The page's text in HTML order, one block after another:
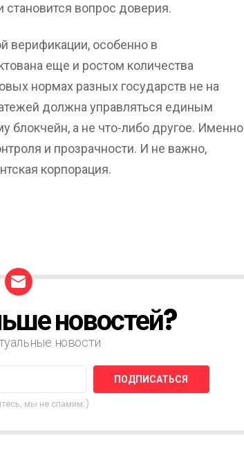
вопрос доверия.
верификации, особенно в
еще и ростом количества
нормах разных государств не на
должна управляться единым
блокчейн, а не что-либо другое. Именно
и прозрачности. И не важно,
корпорация.
новостей?
новости
мы не спамим;)